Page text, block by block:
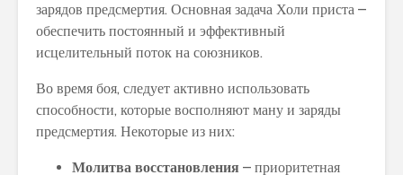
зарядов предсмертия. Основная задача Холи приста –
обеспечить постоянный и эффективный
исцелительный поток на союзников.
Во время боя, следует активно использовать
способности, которые восполняют ману и заряды
предсмертия. Некоторые из них:
Молитва восстановления – приоритетная